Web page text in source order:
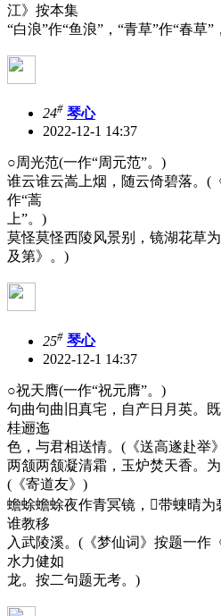
江》按本集
“白浪”作“鱼浪”，“青草”作“春草”
24# 琴心
2022-12-1 14:37
○周光范(一作“周元范”。)
谁云谁云嵩上烟，随云倚碧落。(
作“蒿
上”。)
莫怪莫怪西陵风景别，镜湖花草
及第》。)
25# 琴心
2022-12-1 14:37
○祝天膺(一作“祝元膺”。)
句曲句曲旧真宅，自产日月英。
桂逦迤
色，与君相送情。(《送高遂赴举
两颔两颔凝清霜，玉炉焚天香。
(《寄道友》)
蟾蜍蟾蜍夜作青冥镜，带蝀晴为
谁教移
入武陵溪。(《梦仙词》按题一作
水力健如
龙。按二句题无考。)